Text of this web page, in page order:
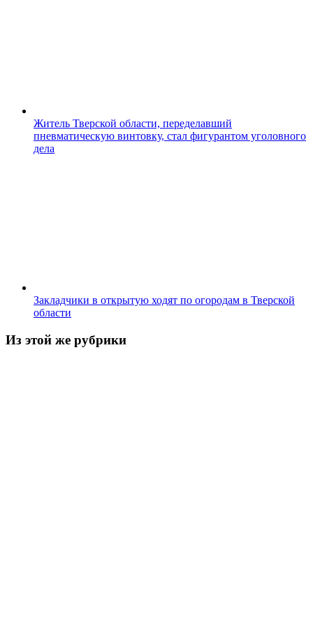
Житель Тверской области, переделавший
пневматическую винтовку, стал фигурантом уголовного
дела
Закладчики в открытую ходят по огородам в Тверской
области
Из этой же рубрики